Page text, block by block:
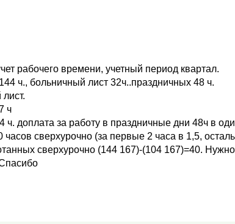
рабочего времени, учетный период квартал.
ч., больничный лист 32ч..праздничных 48 ч.
ч
ч. доплата за работу в праздничные дни 48ч в
часов сверхурочно (за первые 2 часа в 1,5,
сверхурочно (144 167)-(104 167)=40.